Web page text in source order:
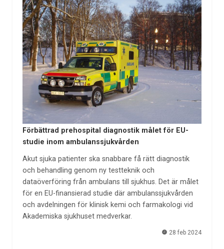
Förbättrad prehospital diagnostik målet för EU-
studie inom ambulanssjukvården
Akut sjuka patienter ska snabbare få rätt diagnostik
och behandling genom ny testteknik och
dataöverföring från ambulans till sjukhus. Det är målet
för en EU-finansierad studie där ambulanssjukvården
och avdelningen för klinisk kemi och farmakologi vid
Akademiska sjukhuset medverkar.
28 feb 2024